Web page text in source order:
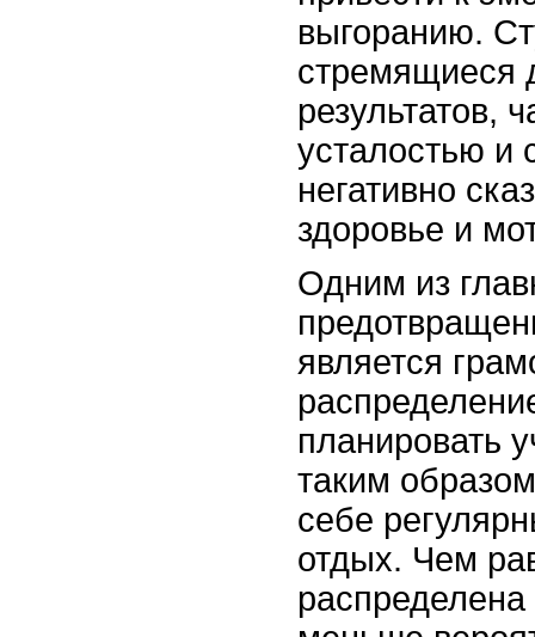
выгоранию.
стремящиеся
результатов,
усталостью и
негативно
здоровье и
Одним из
является
планировать
таким
себе
отдых. Чем
распределена